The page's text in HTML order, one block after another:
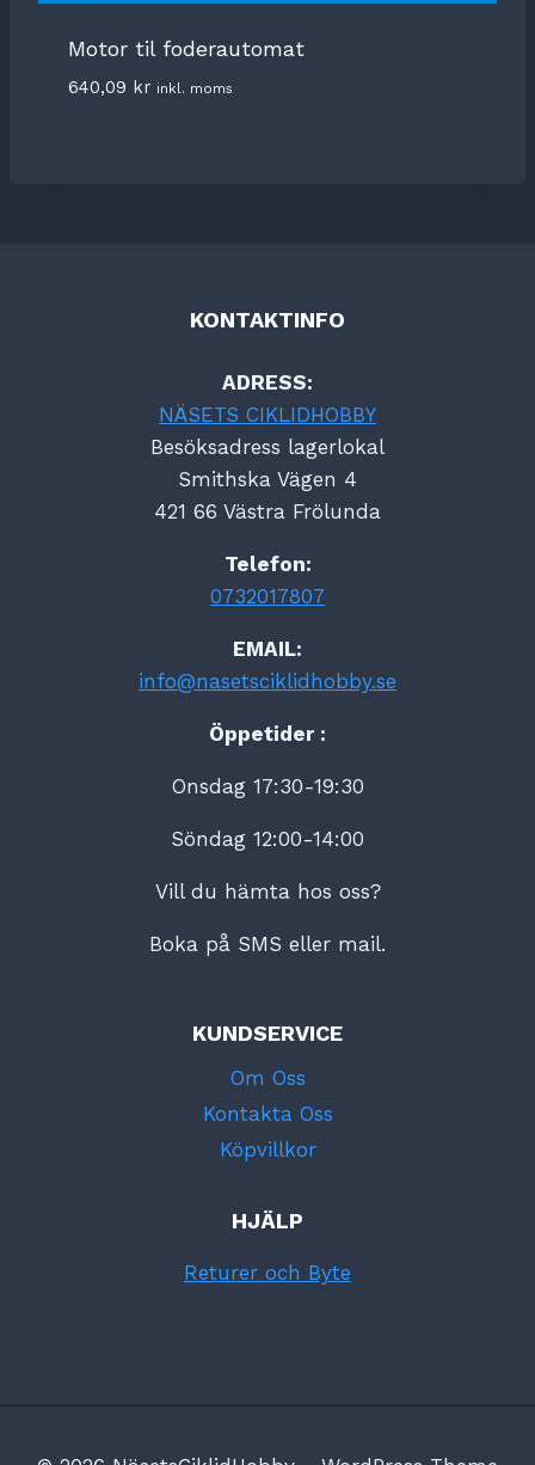
Motor til foderautomat
640,09 kr inkl. moms
KONTAKTINFO
ADRESS:
NÄSETS CIKLIDHOBBY
Besöksadress lagerlokal
Smithska Vägen 4
421 66 Västra Frölunda
Telefon:
0732017807
EMAIL:
info@nasetsciklidhobby.se
Öppetider :
Onsdag 17:30-19:30
Söndag 12:00-14:00
Vill du hämta hos oss?
Boka på SMS eller mail.
KUNDSERVICE
Om Oss
Kontakta Oss
Köpvillkor
HJÄLP
Returer och Byte